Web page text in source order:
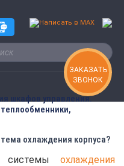
ЗАКАЗАТЬ
ЗВОНОК
шкафов управления.
охлаждения корпуса?
системы охлаждения